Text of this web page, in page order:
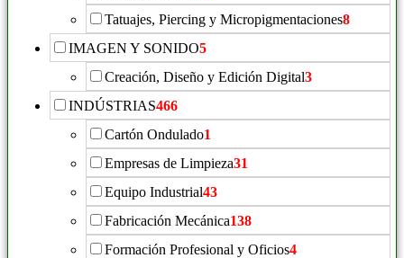
Tatuajes, Piercing y Micropigmentaciones8
IMAGEN Y SONIDO5
Creación, Diseño y Edición Digital3
INDÚSTRIAS466
Cartón Ondulado1
Empresas de Limpieza31
Equipo Industrial43
Fabricación Mecánica138
Formación Profesional y Oficios4